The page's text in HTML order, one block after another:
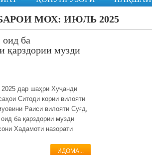
МОХ: ИЮЛЬ 2025
ба
қарздории музди
дар шаҳри Хуҷанди
Ситоди кории вилояти
Раиси вилояти Суғд,
ба қарздории музди
Хадамоти назорати
ИДОМА...